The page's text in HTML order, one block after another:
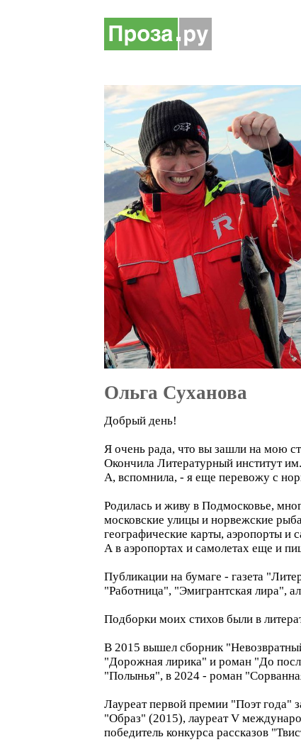
Ольга Суханова
Добрый день!
Я очень рада, что вы зашли на мою
Окончила Литературный институт
А, вспомнила, - я еще перевожу с
Родилась и живу в Подмосковье,
московские улицы и норвежские
географические карты, аэропорты и
А в аэропортах и самолетах еще и
Публикации на бумаге - газета
"Работница", "Эмигрантская лира",
Подборки моих стихов были в
В 2015 вышел сборник
"Дорожная лирика" и роман "До
"Полынья", в 2024 - роман
Лауреат первой премии "Поэт года"
"Образ" (2015), лауреат V
победитель конкурса рассказов